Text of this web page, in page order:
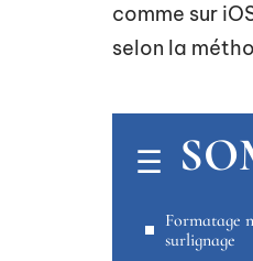
comme sur
selon la
Formatage
surlignage